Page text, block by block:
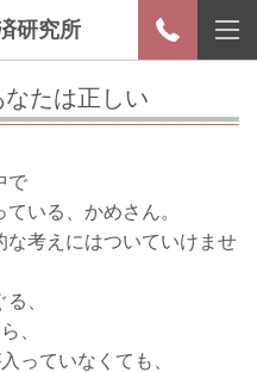
研究所
たは正しい
で
いる、かめさん。
な考えにはついていけませ
、
、
っていなくても、